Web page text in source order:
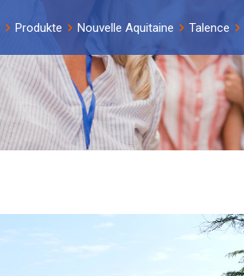
Produkte Nouvelle Aquitaine Talence